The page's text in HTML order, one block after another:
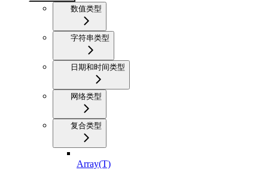
数值类型
字符串类型
日期和时间类型
网络类型
复合类型
Array(T)